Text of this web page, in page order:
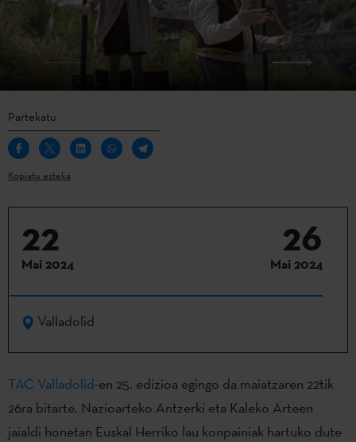
Partekatu
Kopiatu esteka
22
Mai 2024
26
Mai 2024
Valladolid
TAC Valladolid-en 25. edizioa egingo da maiatzaren 22tik
26ra bitarte. Nazioarteko Antzerki eta Kaleko Arteen
jaialdi honetan Euskal Herriko lau konpainiak hartuko dute